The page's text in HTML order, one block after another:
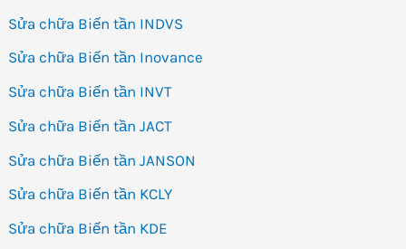
Sửa chữa Biến tần INDVS
Sửa chữa Biến tần Inovance
Sửa chữa Biến tần INVT
Sửa chữa Biến tần JACT
Sửa chữa Biến tần JANSON
Sửa chữa Biến tần KCLY
Sửa chữa Biến tần KDE